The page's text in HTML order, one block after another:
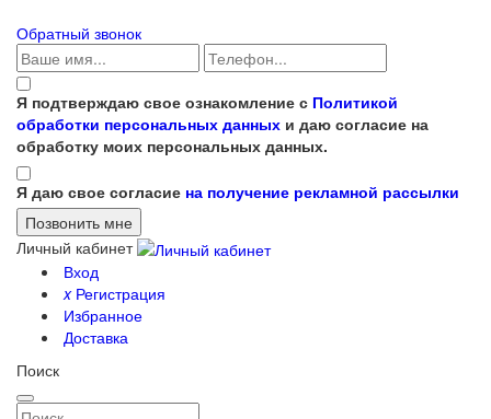
Обратный звонок
Я подтверждаю свое ознакомление с Политикой
обработки персональных данных и даю согласие на
обработку моих персональных данных.
Я даю свое согласие на получение рекламной рассылки
Личный кабинет
Вход
xРегистрация
Избранное
Доставка
Поиск